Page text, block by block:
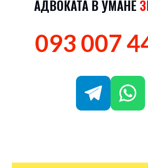
АДВОКАТА В УМАНЕ
093 007